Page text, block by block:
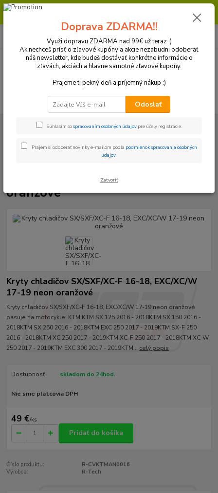
Milí zákazníci, pri objednávke nad 99€ získate poštovné ZDARMA.
(Po-Pia, 8:30-16:30 hod.)
Plasty a Kryty KTM Kryty chladičov a mriežky
Kryty
Kryty chladičov SX/SXF/XC-F 16-
18, EXC/XC/W 17-19 neon
oranžové
Kryty chladičov SX/SXF/XC-F 16-18, EXC/XC/W
17-19 neon oranžové
Kryty chladičov SX/SXF/XC-F 16-18, EXC/XC/W 17-19 neon oranžové
pasuje na motocykle: KTM KTM SX 125 2016 - 2018KTM SX 150 2016 -
2018KTM SX 250 2016 - 2018KTM EXC 250 2017 - 2019KTM SX-F 250
2016 - 2018KTM XC 250 2017 - 2019KTM XC-F 250 2017 - 2018KTM XC-W
250 2017 - 2019KTM EXC 300 2017 - 2019KTM... celý popis
Dostupnosť skladom do 24hod.
Nie sme platcovia DPH
49 €/ks
Pridať do košíka
Číslo produktu:
R-CVKTMAN0016
Výrobca:
R-Tech
Doprava ZDARMA!!
Využi dopravu ZDARMA nad 99€ už teraz :)
Ak nechceš prísť o zľavové kupóny a akcie nezabudni odoberať
náš newsletter, kde budeš dostávať konkrétne informácie o
zľavách, akciách a hlavne samotné zľavové kupóny.
Prajeme ti pekný deň a príjemný nákup :)
Odoslať
Súhlasím sospracovaním osobných údajov pre účely registrácie.
Prajem si odoberať novinky e-mailom podľa podmienok spracovania osobných
údajov.
Zatvoriť